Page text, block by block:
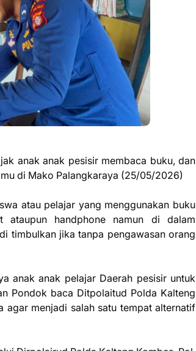
anak anak pesisir membaca buku, dan
di Mako Palangkaraya (25/05/2026)
atau pelajar yang menggunakan buku
ataupun handphone namun di dalam
timbulkan jika tanpa pengawasan orang
anak anak pelajar Daerah pesisir untuk
Pondok baca Ditpolaitud Polda Kalteng
agar menjadi salah satu tempat alternatif